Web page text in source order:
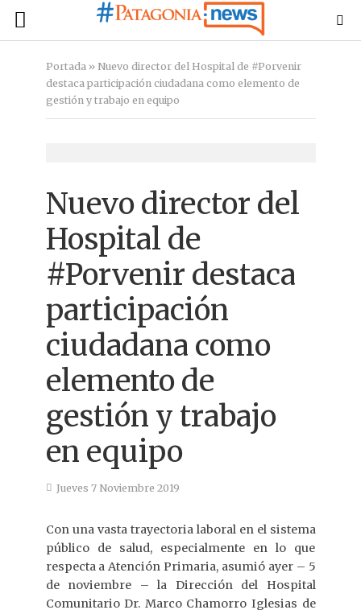
Portada» Nuevo director del Hospital de #Porvenir
destaca participación ciudadana como elemento de
gestión y trabajo en equipo
Nuevo director del
Hospital de
#Porvenir destaca
participación
ciudadana como
elemento de
gestión y trabajo
en equipo
Jueves 7 Noviembre 2019
Con una vasta trayectoria laboral en el sistema
público de salud, especialmente en lo que
respecta a Atención Primaria, asumió ayer – 5
de noviembre – la Dirección del Hospital
Comunitario Dr. Marco Chamorro Iglesias de